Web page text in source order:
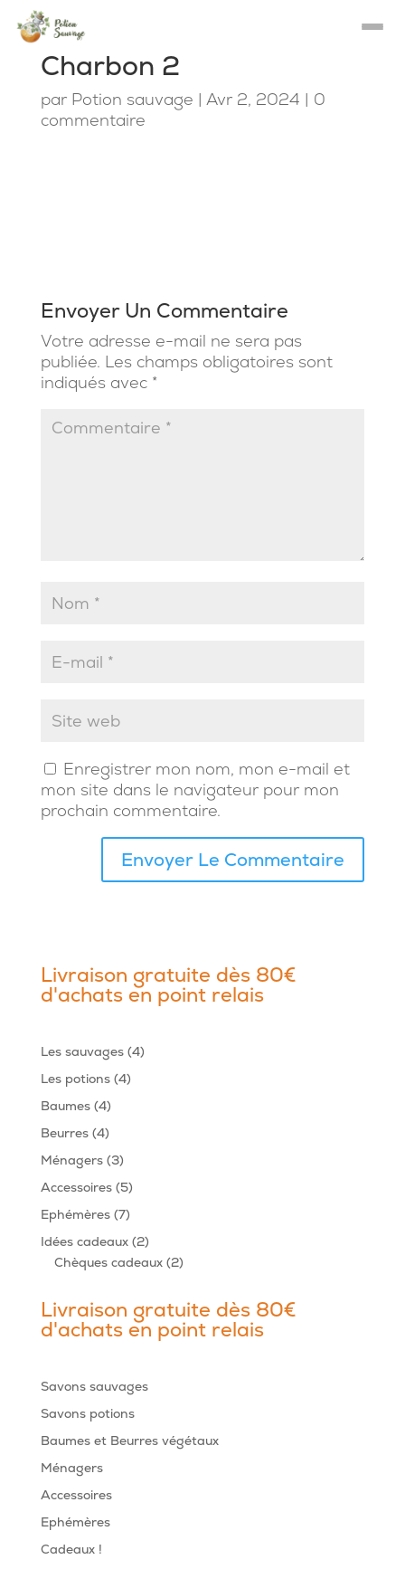
Charbon 2
par Potion sauvage | Avr 2, 2024 | 0
commentaire
Envoyer Un Commentaire
Votre adresse e-mail ne sera pas
publiée. Les champs obligatoires sont
indiqués avec *
Enregistrer mon nom, mon e-mail et
mon site dans le navigateur pour mon
prochain commentaire.
Livraison gratuite dès 80€
d'achats en point relais
Les sauvages 44
Les potions 44
Baumes 44
produits
Beurres 44
produits
Ménagers 33
produits
Accessoires 55
produits
Ephémères 77
produits
Idées cadeaux 22
produits
Chèques cadeaux 22
Livraison gratuite dès 80€
d'achats en point relais
Savons sauvages
Savons potions
Baumes et Beurres végétaux
Ménagers
Accessoires
Ephémères
Cadeaux !